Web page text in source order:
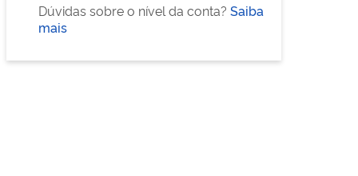
Dúvidas sobre o nível da conta? Saiba
mais